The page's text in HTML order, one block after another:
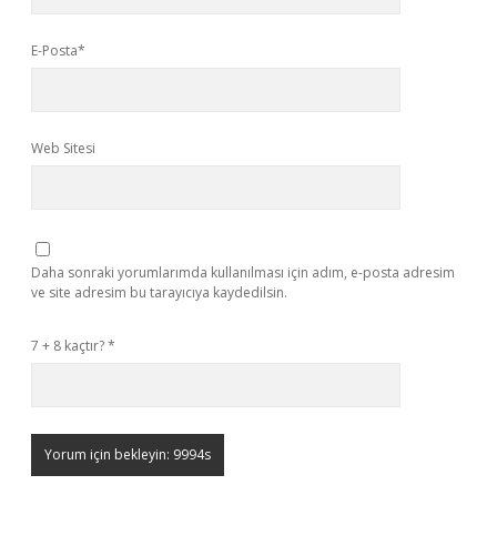
E-Posta*
Web Sitesi
Daha sonraki yorumlarımda kullanılması için adım, e-posta adresim
ve site adresim bu tarayıcıya kaydedilsin.
7 + 8 kaçtır?*